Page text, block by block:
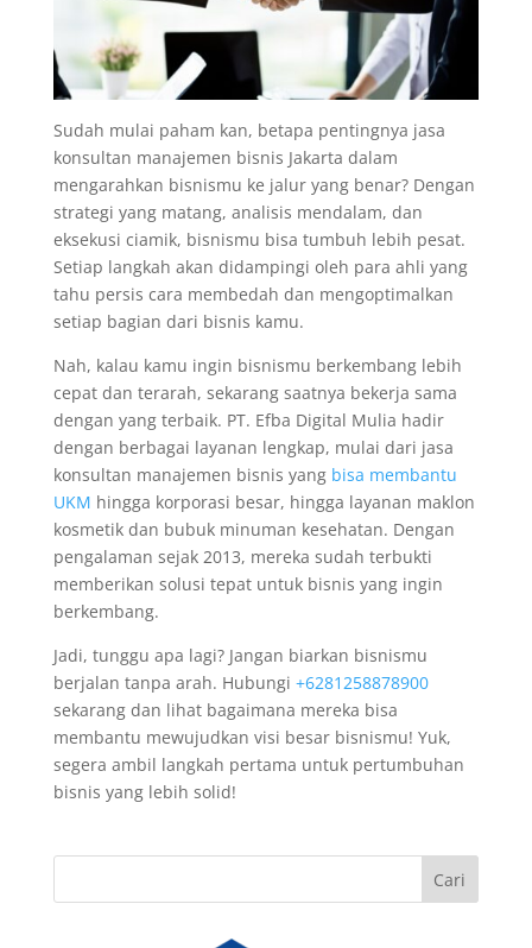
Sudah mulai paham kan, betapa pentingnya jasa
konsultan manajemen bisnis Jakarta dalam
mengarahkan bisnismu ke jalur yang benar? Dengan
strategi yang matang, analisis mendalam, dan
eksekusi ciamik, bisnismu bisa tumbuh lebih pesat.
Setiap langkah akan didampingi oleh para ahli yang
tahu persis cara membedah dan mengoptimalkan
setiap bagian dari bisnis kamu.
Nah, kalau kamu ingin bisnismu berkembang lebih
cepat dan terarah, sekarang saatnya bekerja sama
dengan yang terbaik. PT. Efba Digital Mulia hadir
dengan berbagai layanan lengkap, mulai dari jasa
konsultan manajemen bisnis yang bisa membantu
UKM hingga korporasi besar, hingga layanan maklon
kosmetik dan bubuk minuman kesehatan. Dengan
pengalaman sejak 2013, mereka sudah terbukti
memberikan solusi tepat untuk bisnis yang ingin
berkembang.
Jadi, tunggu apa lagi? Jangan biarkan bisnismu
berjalan tanpa arah. Hubungi +6281258878900
sekarang dan lihat bagaimana mereka bisa
membantu mewujudkan visi besar bisnismu! Yuk,
segera ambil langkah pertama untuk pertumbuhan
bisnis yang lebih solid!
Cari